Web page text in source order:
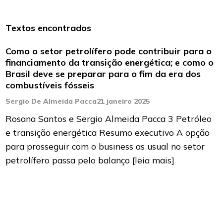
Textos encontrados
Como o setor petrolífero pode contribuir para o
financiamento da transição energética; e como o
Brasil deve se preparar para o fim da era dos
combustíveis fósseis
Sergio De Almeida Pacca21 janeiro 2025
Rosana Santos e Sergio Almeida Pacca 3 Petróleo
e transição energética Resumo executivo A opção
para prosseguir com o business as usual no setor
petrolífero passa pelo balanço [leia mais]